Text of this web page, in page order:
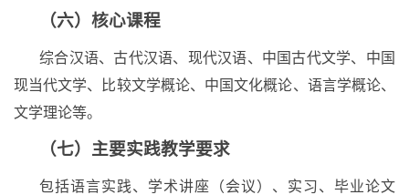
（六）核心课程
综合汉语、古代汉语、现代汉语、中国古代文学、中国
现当代文学、比较文学概论、中国文化概论、语言学概论、
文学理论等。
（七）主要实践教学要求
包括语言实践、学术讲座（会议）、实习、毕业论文